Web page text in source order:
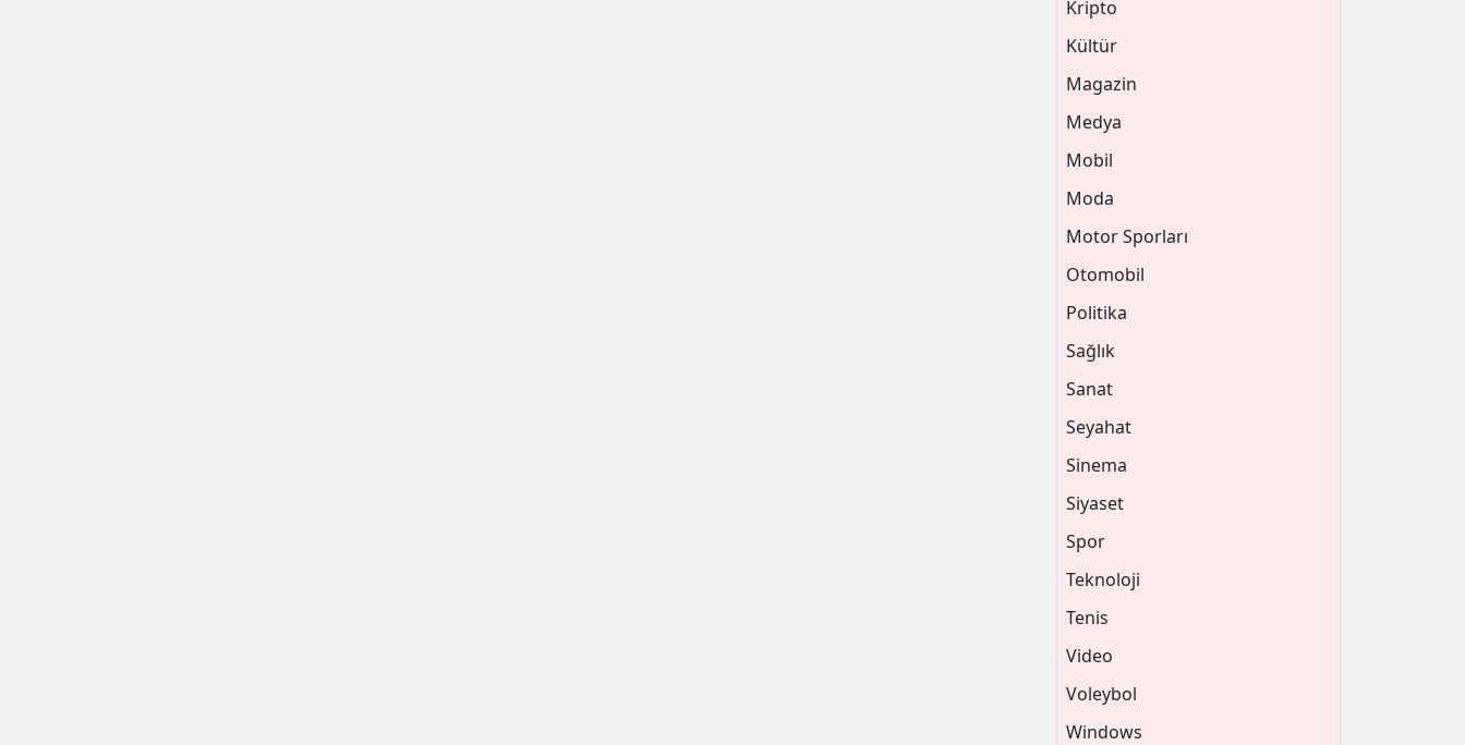
Kripto
Kültür
Magazin
Medya
Mobil
Moda
Motor Sporları
Otomobil
Politika
Sağlık
Sanat
Seyahat
Sinema
Siyaset
Spor
Teknoloji
Tenis
Video
Voleybol
Windows